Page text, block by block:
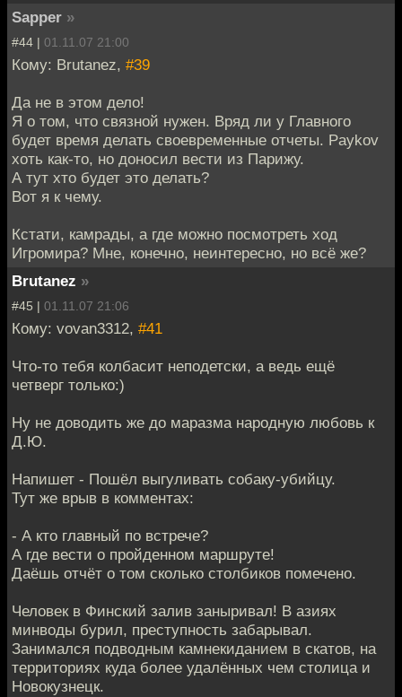
Sapper »
#44 | 01.11.07 21:00
Кому: Brutanez, #39
Да не в этом дело!
Я о том, что связной нужен. Вряд ли у Главного
будет время делать своевременные отчеты. Paykov
хоть как-то, но доносил вести из Парижу.
А тут хто будет это делать?
Вот я к чему.
Кстати, камрады, а где можно посмотреть ход
Игромира? Мне, конечно, неинтересно, но всё же?
Brutanez »
#45 | 01.11.07 21:06
Кому: vovan3312, #41
Что-то тебя колбасит неподетски, а ведь ещё
четверг только:)
Ну не доводить же до маразма народную любовь к
Д.Ю.
Напишет - Пошёл выгуливать собаку-убийцу.
Тут же врыв в комментах:
- А кто главный по встрече?
А где вести о пройденном маршруте!
Даёшь отчёт о том сколько столбиков помечено.
Человек в Финский залив заныривал! В азиях
минводы бурил, преступность забарывал.
Занимался подводным камнекиданием в скатов, на
территориях куда более удалённых чем столица и
Новокузнецк.